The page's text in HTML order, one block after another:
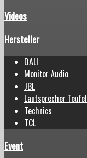
Videos
Hersteller
DALI
Monitor Audio
JBL
Lautsprecher Teufel
Technics
TCL
Event